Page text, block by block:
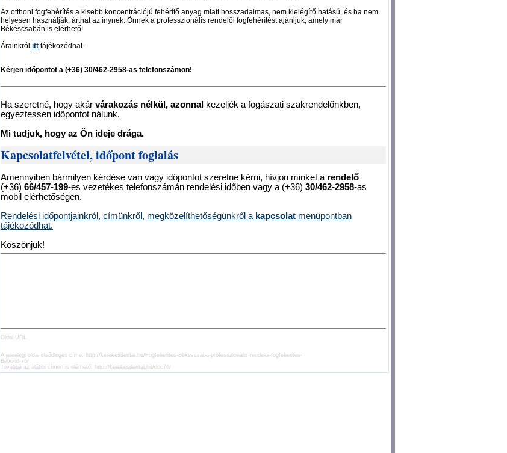
Az otthoni fogfehérítés a kisebb koncentrációjú fehérítő anyag miatt hosszadalmas, nem kielégítő hatású, és ha nem
helyesen használják, árthat az ínynek. Önnek a professzionális rendelői fogfehérítést ajánljuk, amely már
Békéscsabán is elérhető!
Árainkról itt tájékozódhat.
Kérjen időpontot a (+36) 30/462-2958-as telefonszámon!
Ha szeretné, hogy akár várakozás nélkül, azonnal kezeljék a fogászati szakrendelőnkben,
egyeztessen időpontot nálunk.
Mi tudjuk, hogy az Ön ideje drága.
Kapcsolatfelvétel, időpont foglalás
Amennyiben bármilyen kérdése van vagy időpontot szeretne kérni, hívjon minket a rendelő
(+36) 66/457-199-es vezetékes telefonszámán rendelési időben vagy a (+36) 30/462-2958-as
mobil elérhetőségen.
Rendelési időpontjainkról, címünkről, megközelíthetőségünkről a kapcsolat menüpontban
tájékozódhat.
Köszönjük!
Oldal URL
A jelenlegi oldal elsődleges címe: http://kerekesdental.hu/Fogfeherites-Bekescsaba-professzionalis-rendeloi-fogfeherites-
Beyond-76/
Továbbá az alábbi címen is elérhető: http://kerekesdental.hu/doc76/